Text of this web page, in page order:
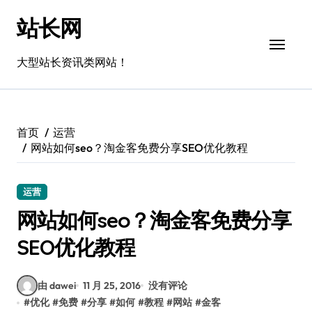
站长网
大型站长资讯类网站！
首页
运营
网站如何seo？淘金客免费分享SEO优化教程
运营
网站如何seo？淘金客免费分享
SEO优化教程
由 dawei 11 月 25, 2016 没有评论
#优化 #免费 #分享 #如何 #教程 #网站 #金客